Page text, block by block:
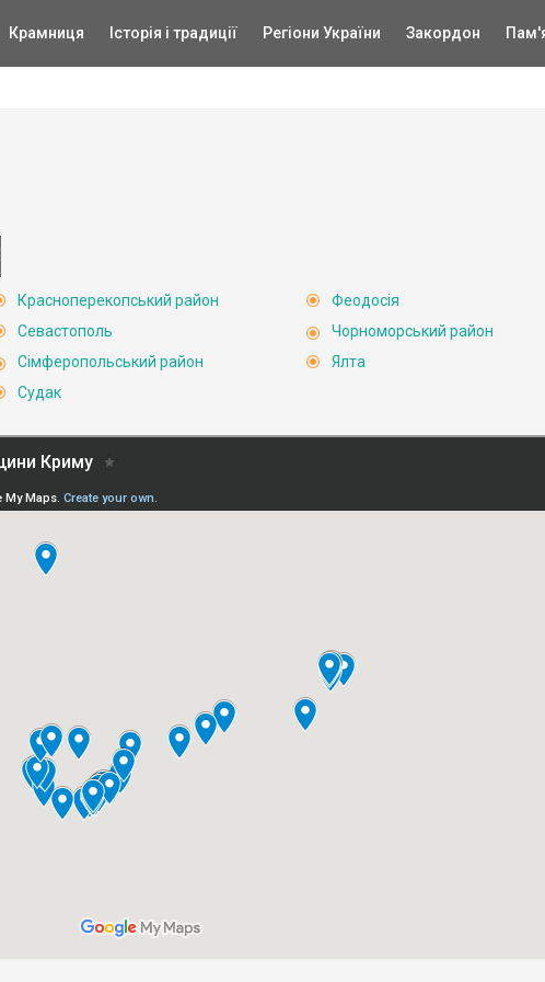
Крамниця Історія і традиції Регіони України Закордон
Красноперекопський район
Севастополь
Сімферопольський район
Судак
Феодосія
Чорноморський район
Ялта